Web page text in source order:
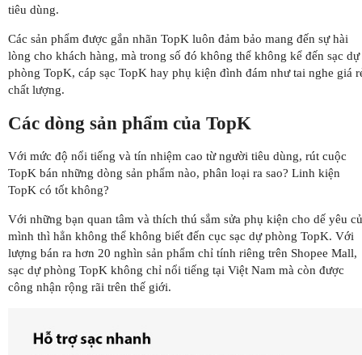
tiêu dùng.
Các sản phẩm được gắn nhãn TopK luôn đảm bảo mang đến sự hài
lòng cho khách hàng, mà trong số đó không thể không kể đến sạc dự
phòng TopK, cáp sạc TopK hay phụ kiện đình đám như tai nghe giá
chất lượng.
Các dòng sản phẩm của TopK
Với mức độ nổi tiếng và tín nhiệm cao từ người tiêu dùng, rút cuộc
TopK bán những dòng sản phẩm nào, phân loại ra sao? Linh kiện
TopK có tốt không?
Với những bạn quan tâm và thích thú sắm sửa phụ kiện cho dế yêu
mình thì hẳn không thể không biết đến cục sạc dự phòng TopK. Với
lượng bán ra hơn 20 nghìn sản phẩm chỉ tính riêng trên Shopee Mall,
sạc dự phòng TopK không chỉ nổi tiếng tại Việt Nam mà còn được
công nhận rộng rãi trên thế giới.